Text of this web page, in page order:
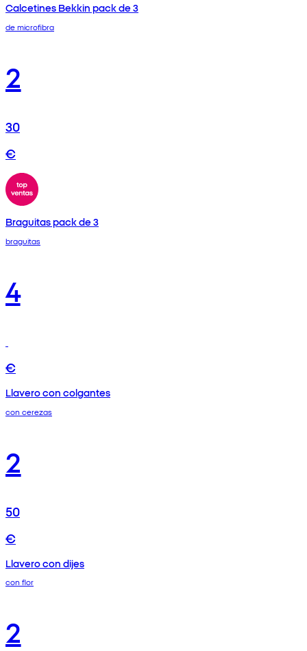
Calcetines Bekkin pack de 3
de microfibra
2
30
€
Braguitas pack de 3
braguitas
4
€
Llavero con colgantes
con cerezas
2
50
€
Llavero con dijes
con flor
2